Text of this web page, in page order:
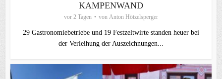
KAMPENWAND
vor 2 Tagen von Anton Hötzelsperger
29 Gastronomiebetriebe und 19 Festzeltwirte standen heuer bei
der Verleihung der Auszeichnungen...